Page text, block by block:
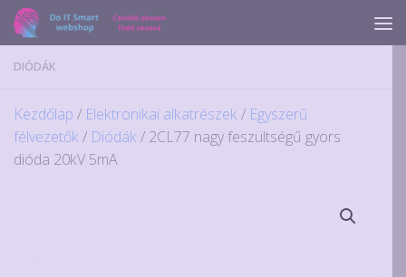
Skip to content
DIÓDÁK
Kezdőlap / Elektronikai alkatrészek / Egyszerű
félvezetők / Diódák / 2CL77 nagy feszültségű gyors
dióda 20kV 5mA